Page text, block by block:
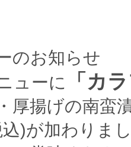
のお知らせ
ューに
「カ
厚揚げの南蛮
)が加わりま